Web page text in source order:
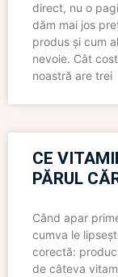
direct, nu o
dăm mai jos
produs și cum
nevoie. Cât
noastră are trei
CE
PĂRUL
Când apar
cumva le
corectă:
de câteva